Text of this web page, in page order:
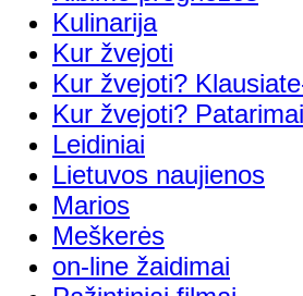
Kulinarija
Kur žvejoti
Kur žvejoti?
Kur žvejoti?
Leidiniai
Lietuvos naujienos
Marios
Meškerės
on-line žaidimai